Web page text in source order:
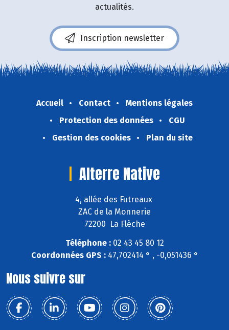
actualités.
Inscription newsletter
Accueil Contact
Mentions légales
Protection des données
CGU
Gestion des cookies
Plan du site
Alterre Native
4, allée des Futreaux
ZAC de la Monnerie
72200 La Flèche
Téléphone :02 43 45 80 12
Coordonnées GPS :47,702414 ° , -0,051436 °
Nous suivre sur